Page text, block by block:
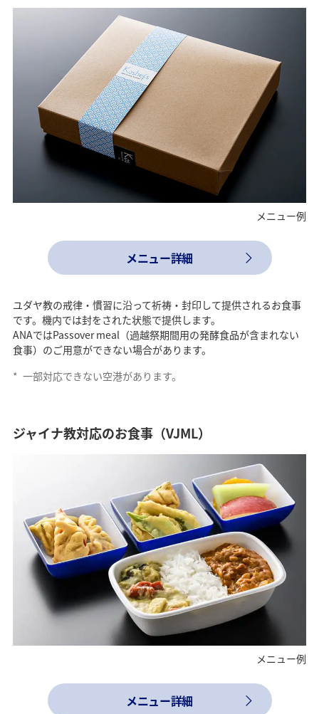
メニュー例
メニュー詳細
ユダヤ教の戒律・慣習に沿って祈祷・封印して提供されるお食事
です。機内では封をされた状態で提供します。
ANAではPassover meal（過越祭期間用の発酵食品が含まれない
食事）のご用意ができない場合があります。
* 一部対応できない空港があります。
ジャイナ教対応のお食事（VJML）
メニュー例
メニュー詳細